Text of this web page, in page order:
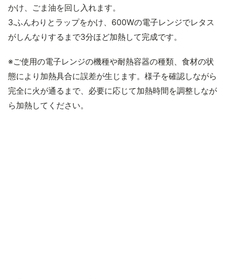
かけ、ごま油を回し入れます。
3.ふんわりとラップをかけ、600Wの電子レンジでレタス
がしんなりするまで3分ほど加熱して完成です。
※ご使用の電子レンジの機種や耐熱容器の種類、食材の状
態により加熱具合に誤差が生じます。様子を確認しながら
完全に火が通るまで、必要に応じて加熱時間を調整しなが
ら加熱してください。